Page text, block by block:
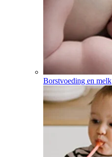
Borstvoeding en melk